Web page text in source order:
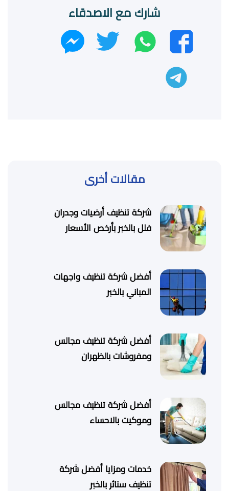
شارك مع الاصدقاء
فيسبوك واتسابتويتر ماسنجر
مقالات أخرى
شركة تنظيف أرضيات وجدران
فلل بالخبر بأرخص الأسعار
أفضل شركة تنظيف واجهات
المباني بالخبر
أفضل شركة تنظيف مجالس
ومفروشات بالظهران
أفضل شركة تنظيف مجالس
وموكيت بالاحساء
خدمات ومزايا أفضل شركة
تنظيف ستائر بالخبر